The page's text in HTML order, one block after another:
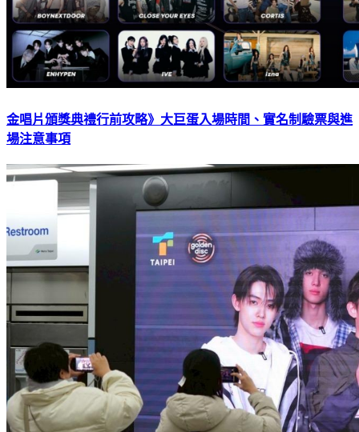
金唱片頒獎典禮行前攻略》大巨蛋入場時間、實名制驗票與進
場注意事項